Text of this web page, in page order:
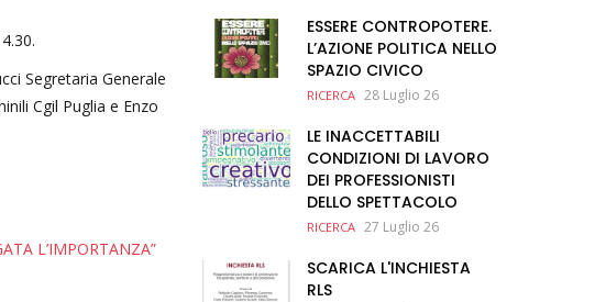
Segretaria Generale
Cgil Puglia e Enzo
L’IMPORTANZA”
ESSERE CONTROPOTERE.
L’AZIONE POLITICA NELLO
SPAZIO CIVICO
RICERCA 28 Luglio 26
LE INACCETTABILI
CONDIZIONI DI LAVORO
DEI PROFESSIONISTI
DELLO SPETTACOLO
RICERCA 27 Luglio 26
SCARICA L'INCHIESTA
RLS